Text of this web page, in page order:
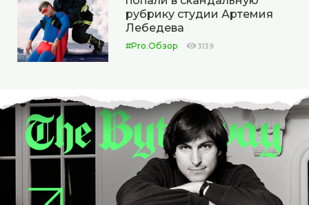
рубрику студии Артемия
Лебедева
#Pro.Обзор 3139